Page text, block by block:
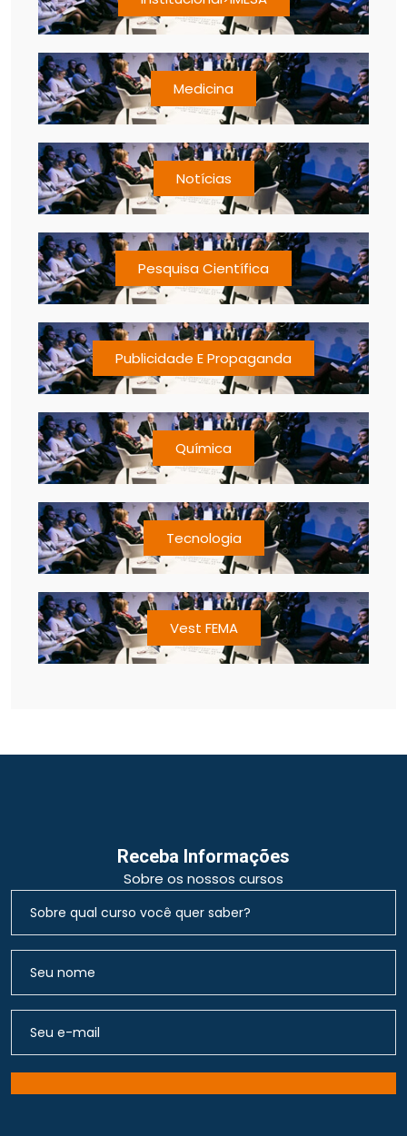
Medicina
Notícias
Pesquisa Científica
Publicidade E Propaganda
Química
Tecnologia
Vest FEMA
Receba Informações
Sobre os nossos cursos